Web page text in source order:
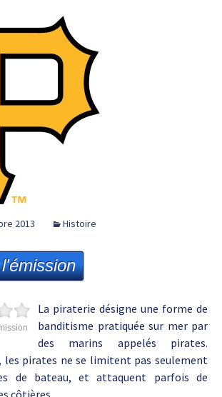
2013 Histoire
La piraterie désigne une forme de
banditisme pratiquée sur mer par
des marins appelés pirates.
les pirates ne se limitent pas seulement
de bateau, et attaquent parfois de
côtières.